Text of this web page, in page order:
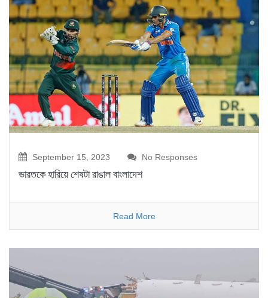
September 15, 2023 No Responses
ভারতকে হারিয়ে শেষটা রাঙাল বাংলাদেশ
Read More